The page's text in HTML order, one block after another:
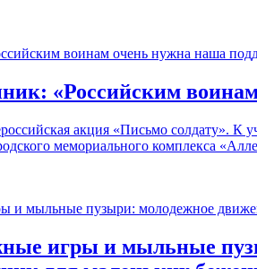
«Российским
акция «Письмо солдату».
мемориального комплекса
игры и мыльные